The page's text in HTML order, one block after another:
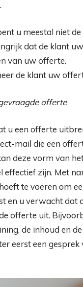
u meestal niet
dat de klant
van uw offerte.
de klant uw
offerte
u een offerte
mail die een
deze vorm van
effectief zijn. Met
te voeren om
en u verwacht dat
offerte uit.
de inhoud en
eerst een